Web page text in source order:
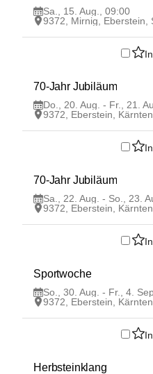
Sa., 15. Aug., 09:00
20
70-Jahr Jubiläum
Do., 20. Aug. - Fr., 21.
9372, Eberstein,
22
70-Jahr Jubiläum
Sa., 22. Aug. - So., 23.
9372, Eberstein,
30
AUG
Sportwoche
So., 30. Aug. - Fr., 4.
9372, Eberstein,
18
Herbsteinklang